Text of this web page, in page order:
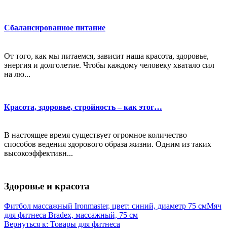
Сбалансированное питание
От того, как мы питаемся, зависит наша красота, здоровье,
энергия и долголетие. Чтобы каждому человеку хватало сил
на лю...
Красота, здоровье, стройность – как этог…
В настоящее время существует огромное количество
способов ведения здорового образа жизни. Одним из таких
высокоэффективн...
Здоровье и красота
Фитбол массажный Ironmaster, цвет: синий, диаметр 75 смМяч
для фитнеса Bradex, массажный, 75 см
Вернуться к: Товары для фитнеса